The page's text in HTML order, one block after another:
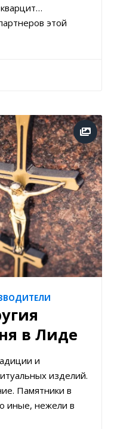
этой
в Лиде
и
изделий.
Памятники в
иные, нежели в